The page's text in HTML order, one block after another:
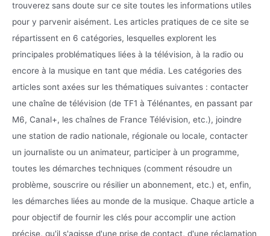
trouverez sans doute sur ce site toutes les informations utiles
pour y parvenir aisément. Les articles pratiques de ce site se
répartissent en 6 catégories, lesquelles explorent les
principales problématiques liées à la télévision, à la radio ou
encore à la musique en tant que média. Les catégories des
articles sont axées sur les thématiques suivantes : contacter
une chaîne de télévision (de TF1 à Télénantes, en passant par
M6, Canal+, les chaînes de France Télévision, etc.), joindre
une station de radio nationale, régionale ou locale, contacter
un journaliste ou un animateur, participer à un programme,
toutes les démarches techniques (comment résoudre un
problème, souscrire ou résilier un abonnement, etc.) et, enfin,
les démarches liées au monde de la musique. Chaque article a
pour objectif de fournir les clés pour accomplir une action
précise, qu'il s'agisse d'une prise de contact, d'une réclamation